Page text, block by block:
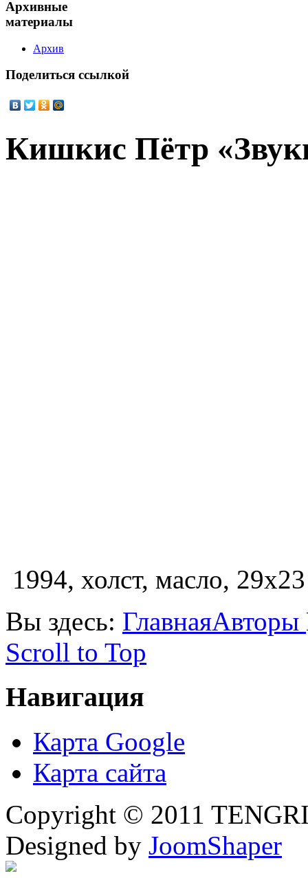
Архивные
материалы
Архив
Поделиться ссылкой
Кишкис Пётр
1994, холст, масло,
Вы здесь: ГлавнаяАвторы
Scroll to Top
Навигация
Карта Google
Карта сайта
Copyright © 2011
Designed by JoomShaper